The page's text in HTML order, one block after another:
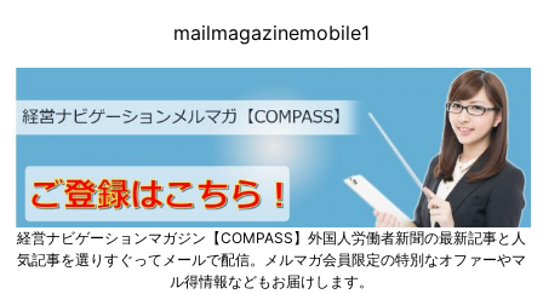
mailmagazinemobile1
経営ナビゲーションマガジン【COMPASS】外国人労働者新聞の最新記事と人
気記事を選りすぐってメールで配信。メルマガ会員限定の特別なオファーやマ
ル得情報などもお届けします。